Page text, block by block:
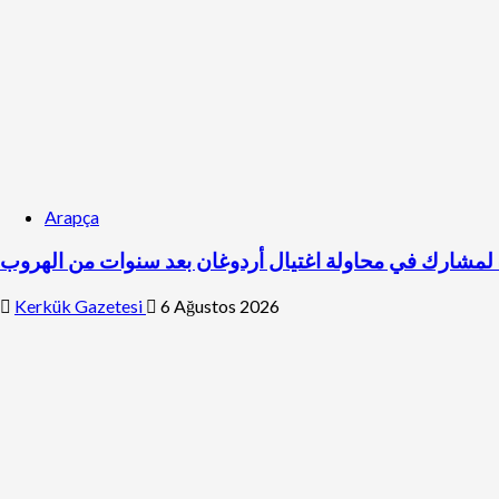
Arapça
لمشارك في محاولة اغتيال أردوغان بعد سنوات من الهروب
Kerkük Gazetesi 6 Ağustos 2026